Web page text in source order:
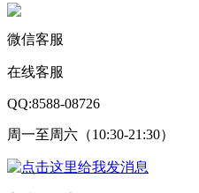
微信客服
在线客服
QQ:8588-08726
周一至周六（10:30-21:30）